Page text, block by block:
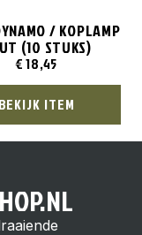
/ KOPLAMP
(10 STUKS)
€18,45
BEKIJK ITEM